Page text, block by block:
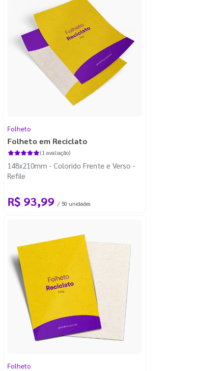
Folheto
Folheto em Reciclato
(1 avaliação)
148x210mm - Colorido Frente e Verso -
Refile
R$ 93,99 / 50 unidades
Folheto